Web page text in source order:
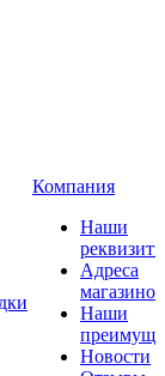
Компания
Наши
Адреса
магазинов
Наши
Новости